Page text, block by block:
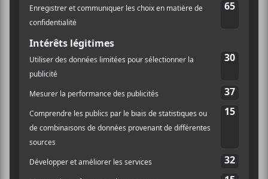
Nom (obligatoire)
Email (ne sera pas publié) (obligatoire)